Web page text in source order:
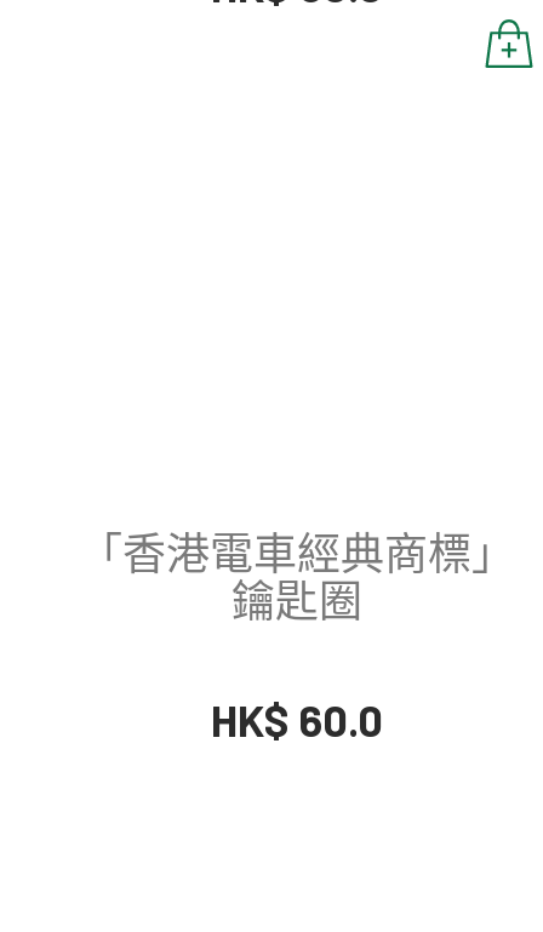
「香港電車經典商標」
鑰匙圈
HK$ 60.0